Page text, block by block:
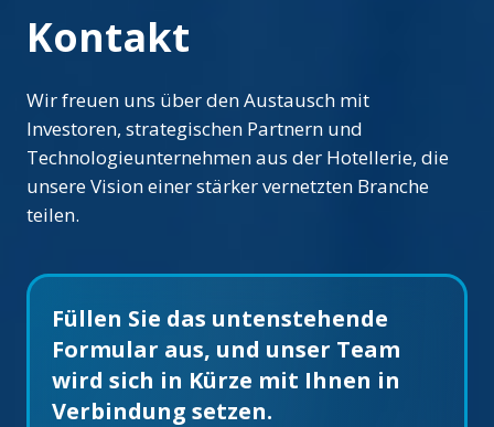
Kontakt
Wir freuen uns über den Austausch mit
Investoren, strategischen Partnern und
Technologieunternehmen aus der Hotellerie, die
unsere Vision einer stärker vernetzten Branche
teilen.
Füllen Sie das untenstehende
Formular aus, und unser Team
wird sich in Kürze mit Ihnen in
Verbindung setzen.